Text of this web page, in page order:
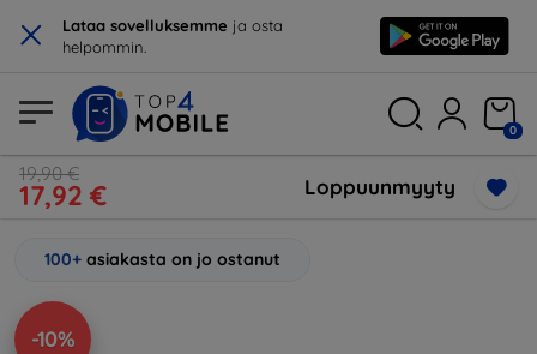
× Lataa sovelluksemme ja osta
helpommin.
0
19,90 €
17,92 € Loppuunmyyty
100+ asiakasta on jo ostanut
-10%